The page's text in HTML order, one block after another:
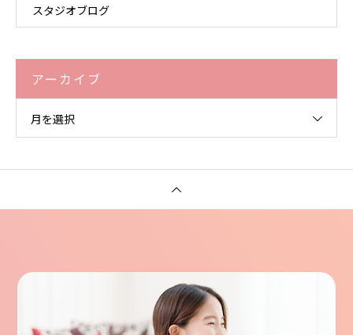
スタジオブログ
アーカイブ
月を選択